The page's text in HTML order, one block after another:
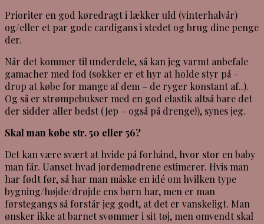
Prioriter en god køredragt i lækker uld (vinterhalvår)
og/eller et par gode cardigans i stedet og brug dine penge
der.
Når det kommer til underdele, så kan jeg varmt anbefale
gamacher med fod (sokker er et hyr at holde styr på –
drop at købe for mange af dem – de ryger konstant af..).
Og så er strømpebukser med en god elastik altså bare det
der sidder aller bedst (Jep – også på drenge!), synes jeg.
Skal man købe str. 50 eller 56?
Det kan være svært at hvide på forhånd, hvor stor en baby
man får. Uanset hvad jordemødrene estimerer. Hvis man
har født før, så har man måske en idé om hvilken type
bygning/højde/drøjde ens børn har, men er man
førstegangs så forstår jeg godt, at det er vanskeligt. Man
ønsker ikke at barnet svømmer i sit tøj, men omvendt skal